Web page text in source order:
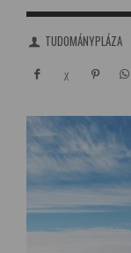
TUDOMÁNYPLÁZA